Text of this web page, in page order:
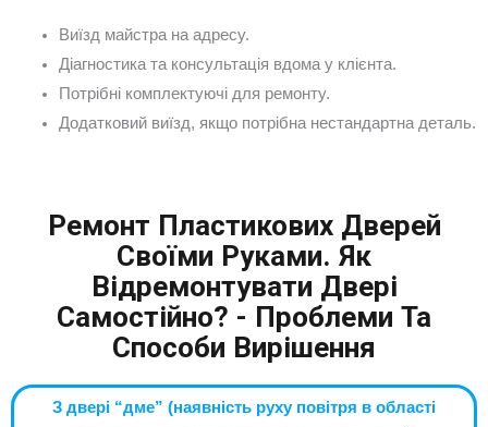
Виїзд майстра на адресу.
Діагностика та консультація вдома у клієнта.
Потрібні комплектуючі для ремонту.
Додатковий виїзд, якщо потрібна нестандартна деталь.
Ремонт Пластикових Дверей
Своїми Руками. Як
Відремонтувати Двері
Самостійно? - Проблеми Та
Способи Вирішення
З двері “дме” (наявність руху повітря в області